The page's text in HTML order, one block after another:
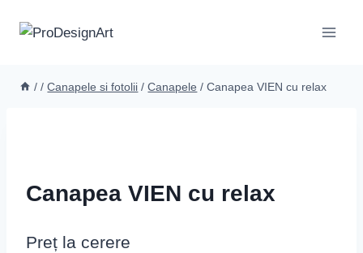
/ / Canapele si fotolii / Canapele / Canapea VIEN cu relax
Canapea VIEN cu relax
Preț la cerere